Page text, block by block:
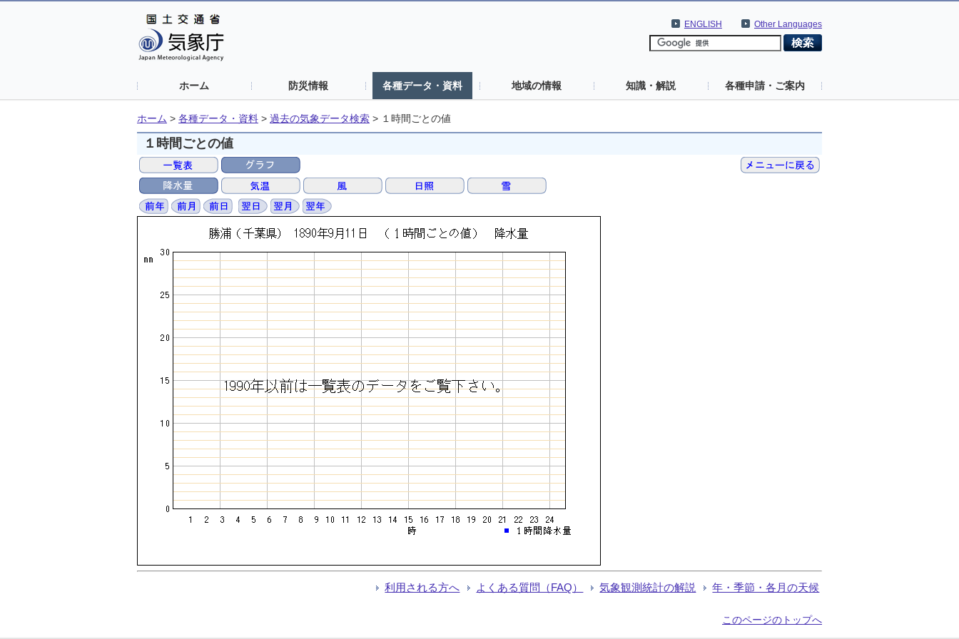
Other Languages
ENGLISH
ホーム 防災情報 各種データ・資料 地域の情報 知識・解説 各種申請・ご案内
ホーム > 各種データ・資料 > 過去の気象データ検索 > １時間ごとの値
１時間ごとの値
利用される方へ よくある質問（FAQ） 気象観測統計の解説 年・季節・各月の天候
このページのトップへ